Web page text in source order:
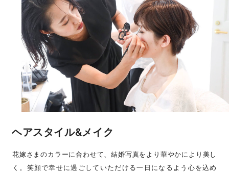
ヘアスタイル&メイク
花嫁さまのカラーに合わせて、結婚写真をより華やかにより美し
く。笑顔で幸せに過ごしていただける一日になるよう心を込め